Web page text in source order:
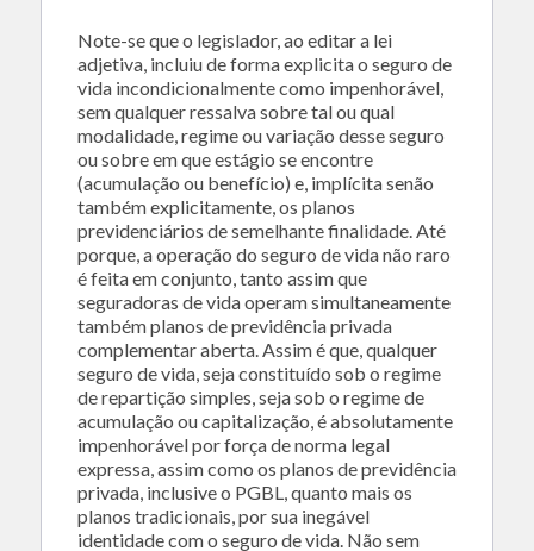
Note-se que o legislador, ao editar a lei
adjetiva, incluiu de forma explicita o seguro de
vida incondicionalmente como impenhorável,
sem qualquer ressalva sobre tal ou qual
modalidade, regime ou variação desse seguro
ou sobre em que estágio se encontre
(acumulação ou benefício) e, implícita senão
também explicitamente, os planos
previdenciários de semelhante finalidade. Até
porque, a operação do seguro de vida não raro
é feita em conjunto, tanto assim que
seguradoras de vida operam simultaneamente
também planos de previdência privada
complementar aberta. Assim é que, qualquer
seguro de vida, seja constituído sob o regime
de repartição simples, seja sob o regime de
acumulação ou capitalização, é absolutamente
impenhorável por força de norma legal
expressa, assim como os planos de previdência
privada, inclusive o PGBL, quanto mais os
planos tradicionais, por sua inegável
identidade com o seguro de vida. Não sem